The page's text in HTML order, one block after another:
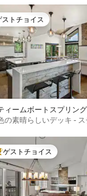
5つ星中5つ星の平均評
ストチョイス
ストチョイス
ィームボートスプリング
一軒家
の素晴らしいデッキ - ス
好評のゲストチョイスです
ゲストチョイス